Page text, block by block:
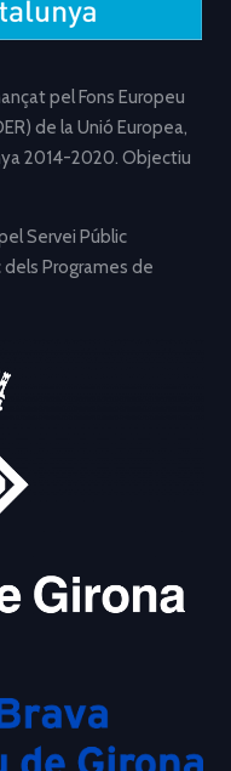
pel Fons Europeu
de la Unió Europea,
2014-2020. Objectiu
Servei Públic
dels Programes de